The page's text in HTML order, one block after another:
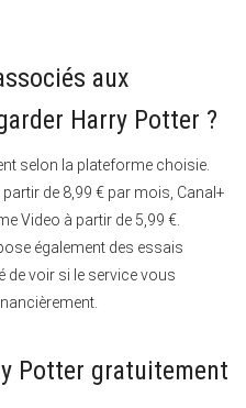
aux
Harry Potter ?
selon la plateforme choisie.
de 8,99 € par mois, Canal+
Video à partir de 5,99 €.
également des essais
de voir si le service vous
Potter gratuitement